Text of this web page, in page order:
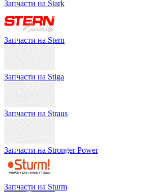
Запчасти на Stark
Запчасти на Stern
Запчасти на Stiga
Запчасти на Straus
Запчасти на Stronger Power
Запчасти на Sturm